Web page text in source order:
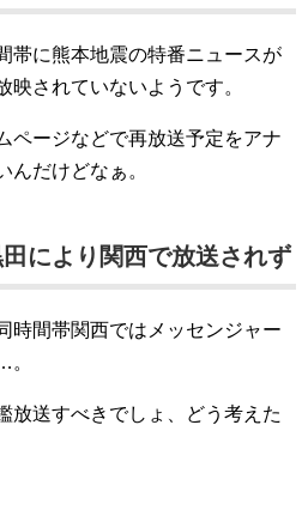
帯に熊本地震の特番ニュースが
映されていないようです。
ページなどで再放送予定をアナ
んだけどなぁ。
により関西で放送されず
時間帯関西ではメッセンジャー
放送すべきでしょ、どう考えた